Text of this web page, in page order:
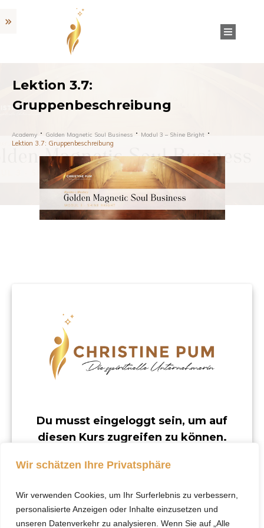
Wir schätzen Ihre Privatsphäre
Wir verwenden Cookies, um Ihr Surferlebnis zu verbessern,
personalisierte Anzeigen oder Inhalte einzusetzen und
unseren Datenverkehr zu analysieren. Wenn Sie auf „Alle
Lektion 3.7:
Gruppenbeschreibung
Academy Golden Magnetic Soul Business Modul 3 – Shine Bright
Lektion 3.7: Gruppenbeschreibung
Du musst eingeloggt sein, um auf
diesen Kurs zugreifen zu können.
verfügbar.
Klicke hier, um dich
einzuloggen.